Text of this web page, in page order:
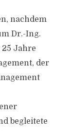
nachdem
Dr.-Ing.
Jahre
der
begleitete